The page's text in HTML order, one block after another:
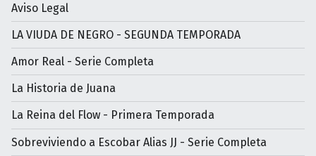
Aviso Legal
LA VIUDA DE NEGRO - SEGUNDA TEMPORADA
Amor Real - Serie Completa
La Historia de Juana
La Reina del Flow - Primera Temporada
Sobreviviendo a Escobar Alias JJ - Serie Completa